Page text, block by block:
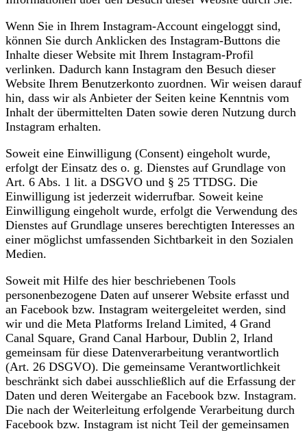
Wenn Sie in Ihrem Instagram-Account eingeloggt sind,
können Sie durch Anklicken des Instagram-Buttons die
Inhalte dieser Website mit Ihrem Instagram-Profil
verlinken. Dadurch kann Instagram den Besuch dieser
Website Ihrem Benutzerkonto zuordnen. Wir weisen darauf
hin, dass wir als Anbieter der Seiten keine Kenntnis vom
Inhalt der übermittelten Daten sowie deren Nutzung durch
Instagram erhalten.
Soweit eine Einwilligung (Consent) eingeholt wurde,
erfolgt der Einsatz des o. g. Dienstes auf Grundlage von
Art. 6 Abs. 1 lit. a DSGVO und § 25 TTDSG. Die
Einwilligung ist jederzeit widerrufbar. Soweit keine
Einwilligung eingeholt wurde, erfolgt die Verwendung des
Dienstes auf Grundlage unseres berechtigten Interesses an
einer möglichst umfassenden Sichtbarkeit in den Sozialen
Medien.
Soweit mit Hilfe des hier beschriebenen Tools
personenbezogene Daten auf unserer Website erfasst und
an Facebook bzw. Instagram weitergeleitet werden, sind
wir und die Meta Platforms Ireland Limited, 4 Grand
Canal Square, Grand Canal Harbour, Dublin 2, Irland
gemeinsam für diese Datenverarbeitung verantwortlich
(Art. 26 DSGVO). Die gemeinsame Verantwortlichkeit
beschränkt sich dabei ausschließlich auf die Erfassung der
Daten und deren Weitergabe an Facebook bzw. Instagram.
Die nach der Weiterleitung erfolgende Verarbeitung durch
Facebook bzw. Instagram ist nicht Teil der gemeinsamen